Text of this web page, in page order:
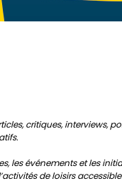
critiques, interviews,
les événements et les
de loisirs